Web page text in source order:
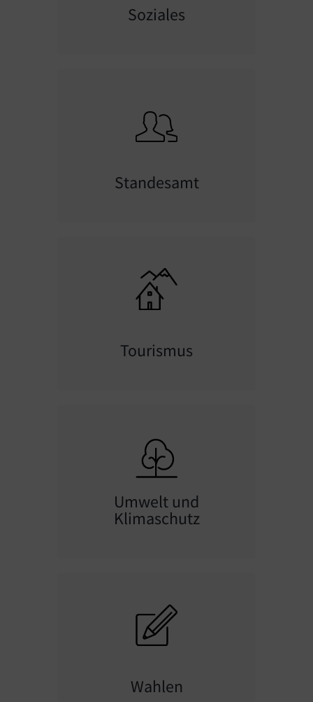
Soziales
Standesamt
Tourismus
Umwelt und
Klimaschutz
Wahlen